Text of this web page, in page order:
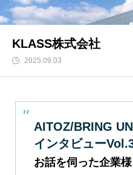
KLASS株式会社
2025.09.03
AITOZ/BRING
インタビュー
お話を伺った企業